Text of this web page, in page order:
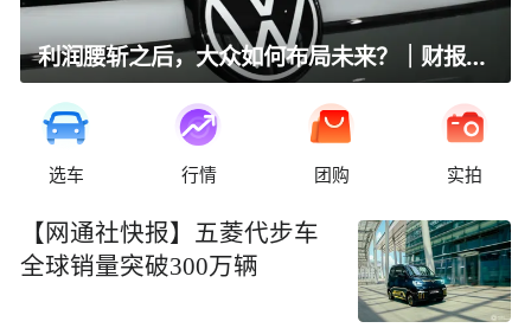
利润腰斩之后，大众如何布局未来？｜财报全视角
选车 行情 团购 实拍
【网通社快报】五菱代步车
全球销量突破300万辆